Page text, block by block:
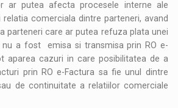
ar putea afecta procesele interne ale
comerciala dintre parteneri, avand
parteneri care ar putea refuza plata unei
a fost emisa si transmisa prin RO e-
aparea cazuri in care posibilitatea de a
prin RO e-Factura sa fie unul dintre
de continuitate a relatiilor comerciale